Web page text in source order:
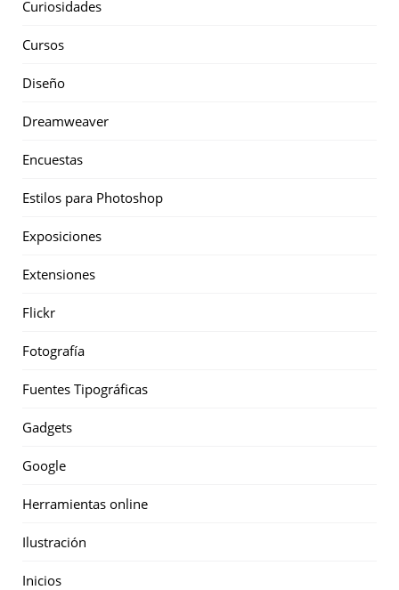
Curiosidades
Cursos
Diseño
Dreamweaver
Encuestas
Estilos para Photoshop
Exposiciones
Extensiones
Flickr
Fotografía
Fuentes Tipográficas
Gadgets
Google
Herramientas online
Ilustración
Inicios